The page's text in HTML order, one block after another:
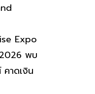
Expo
พบ
าดเงิน